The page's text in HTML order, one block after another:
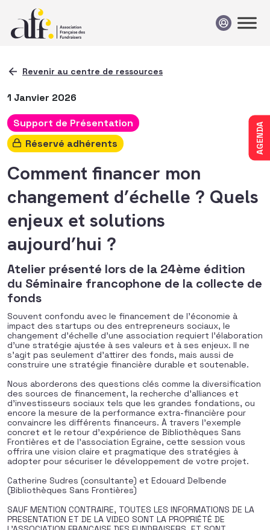
AGENDA
Revenir au centre de ressources
1 Janvier 2026
Support de Présentation
Réservé adhérents
Comment financer mon
changement d’échelle ? Quels
enjeux et solutions
aujourd’hui ?
Atelier présenté lors de la 24ème édition
du Séminaire francophone de la collecte de
fonds
Souvent confondu avec le financement de l’économie à
impact des startups ou des entrepreneurs sociaux, le
changement d’échelle d’une association requiert l’élaboration
d’une stratégie ajustée à ses valeurs et à ses enjeux. Il ne
s’agit pas seulement d’attirer des fonds, mais aussi de
construire une stratégie financière durable et soutenable.
Nous aborderons des questions clés comme la diversification
des sources de financement, la recherche d’alliances et
d’investisseurs sociaux tels que les grandes fondations, ou
encore la mesure de la performance extra-financière pour
convaincre les différents financeurs. À travers l’exemple
concret et le retour d’expérience de Bibliothèques Sans
Frontières et de l’association Egraine, cette session vous
offrira une vision claire et pragmatique des stratégies à
adopter pour sécuriser le développement de votre projet.
Catherine Sudres (consultante) et Edouard Delbende
(Bibliothèques Sans Frontières)
SAUF MENTION CONTRAIRE, TOUTES LES INFORMATIONS DE LA
PRESENTATION ET DE LA VIDEO SONT LA PROPRIÉTÉ DE